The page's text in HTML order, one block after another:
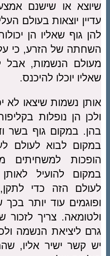
שיוצא או שישנם
עדיין יוצאות בעולם
להן גוף שאליו הן
השחתה של הזרע, כי על
מעולם הנשמות, אבל
שאליו יוכלו להיכנס.
אותן נשמות שיצאו לא
ולכן הן נופלות
בהן. במקום גוף בשר
במקום לבוא לעולם
הופכות למשחיתים
במקום להועיל לאותן
לעולם הזה כדי
ופוגמים עוד יותר בכך
ולטומאה. צריך לזכור
גרם ליציאת הנשמה
יש קשר ישיר אליו,